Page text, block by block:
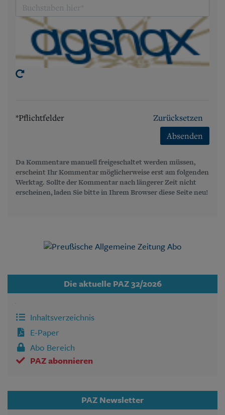
*Pflichtfelder
Zurücksetzen
Absenden
Da Kommentare manuell freigeschaltet werden müssen,
erscheint Ihr Kommentar möglicherweise erst am folgenden
Werktag. Sollte der Kommentar nach längerer Zeit nicht
erscheinen, laden Sie bitte in Ihrem Browser diese Seite neu!
Die aktuelle PAZ 32/2026
Inhaltsverzeichnis
E-Paper
Abo Bereich
PAZ abonnieren
PAZ Newsletter